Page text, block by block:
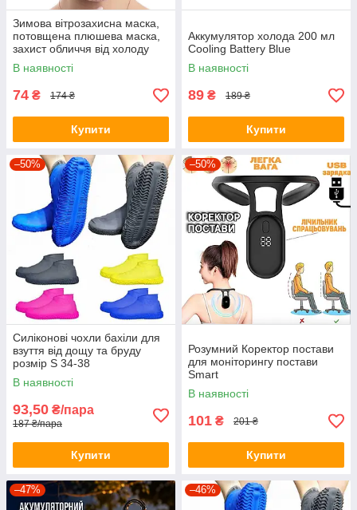
Зимова вітрозахисна маска,
потовщена плюшева маска,
захист обличчя від холоду
для їзди на велосипеді
Рожевий
В наявності
74 ₴ 174 ₴
Купити
Аккумулятор холода 200 мл
Cooling Battery Blue
В наявності
89 ₴ 189 ₴
Купити
–50%
Силіконові чохли бахіли для
взуття від дощу та бруду
розмір S 34-38
В наявності
93,50 ₴/пара
187 ₴/пара
Купити
–50%
Розумний Коректор постави
для моніторингу постави
Smart
В наявності
101 ₴ 201 ₴
Купити
–47% –46%